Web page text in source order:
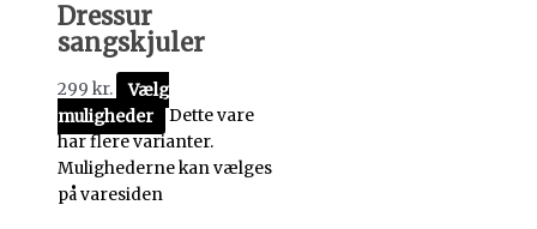
Dressur
sangskjuler
299 kr.
Vælg
muligheder
Dette vare
har flere varianter.
Mulighederne kan vælges
på varesiden